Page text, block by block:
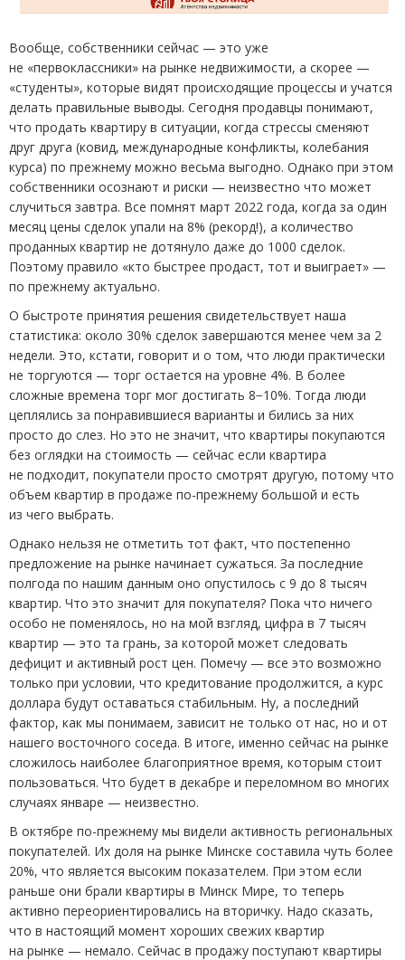
Вообще, собственники сейчас — это уже
не «первоклассники» на рынке недвижимости, а скорее —
«студенты», которые видят происходящие процессы и учатся
делать правильные выводы. Сегодня продавцы понимают,
что продать квартиру в ситуации, когда стрессы сменяют
друг друга (ковид, международные конфликты, колебания
курса) по прежнему можно весьма выгодно. Однако при этом
собственники осознают и риски — неизвестно что может
случиться завтра. Все помнят март 2022 года, когда за один
месяц цены сделок упали на 8% (рекорд!), а количество
проданных квартир не дотянуло даже до 1000 сделок.
Поэтому правило «кто быстрее продаст, тот и выиграет» —
по прежнему актуально.
О быстроте принятия решения свидетельствует наша
статистика: около 30% сделок завершаются менее чем за 2
недели. Это, кстати, говорит и о том, что люди практически
не торгуются — торг остается на уровне 4%. В более
сложные времена торг мог достигать 8−10%. Тогда люди
цеплялись за понравившиеся варианты и бились за них
просто до слез. Но это не значит, что квартиры покупаются
без оглядки на стоимость — сейчас если квартира
не подходит, покупатели просто смотрят другую, потому что
объем квартир в продаже по-прежнему большой и есть
из чего выбрать.
Однако нельзя не отметить тот факт, что постепенно
предложение на рынке начинает сужаться. За последние
полгода по нашим данным оно опустилось с 9 до 8 тысяч
квартир. Что это значит для покупателя? Пока что ничего
особо не поменялось, но на мой взгляд, цифра в 7 тысяч
квартир — это та грань, за которой может следовать
дефицит и активный рост цен. Помечу — все это возможно
только при условии, что кредитование продолжится, а курс
доллара будут оставаться стабильным. Ну, а последний
фактор, как мы понимаем, зависит не только от нас, но и от
нашего восточного соседа. В итоге, именно сейчас на рынке
сложилось наиболее благоприятное время, которым стоит
пользоваться. Что будет в декабре и переломном во многих
случаях январе — неизвестно.
В октябре по-прежнему мы видели активность региональных
покупателей. Их доля на рынке Минске составила чуть более
20%, что является высоким показателем. При этом если
раньше они брали квартиры в Минск Мире, то теперь
активно переориентировались на вторичку. Надо сказать,
что в настоящий момент хороших свежих квартир
на рынке — немало. Сейчас в продажу поступают квартиры